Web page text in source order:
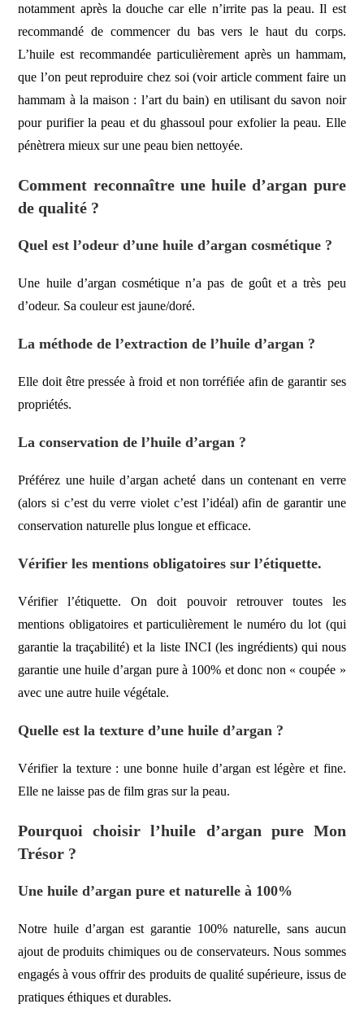
notamment après la douche car elle n’irrite pas la peau. Il est
recommandé de commencer du bas vers le haut du corps.
L’huile est recommandée particulièrement après un hammam,
que l’on peut reproduire chez soi (voir articlecomment faire un
hammam à la maison : l’art du bain) en utilisant dusavon noir
pour purifier la peau et du ghassoul pour exfolier la peau. Elle
pénètrera mieux sur une peau bien nettoyée.
Comment reconnaître une huile d’argan pure
de qualité ?
Quel est l’odeur d’une huile d’argan cosmétique ?
Une huile d’argan cosmétique n’a pas de goût et a très peu
d’odeur. Sa couleur est jaune/doré.
La méthode de l’extraction de l’huile d’argan ?
Elle doit être pressée à froid et non torréfiée afin de garantir ses
propriétés.
La conservation de l’huile d’argan ?
Préférez une huile d’argan acheté dans un contenant en verre
(alors si c’est du verre violet c’est l’idéal) afin de garantir une
conservation naturelle plus longue et efficace.
Vérifier les mentions obligatoires sur l’étiquette.
Vérifier l’étiquette. On doit pouvoir retrouver toutes les
mentions obligatoires et particulièrement le numéro du lot (qui
garantie la traçabilité) et la liste INCI (les ingrédients) qui nous
garantie une huile d’argan pure à 100% et donc non « coupée »
avec une autre huile végétale.
Quelle est la texture d’une huile d’argan ?
Vérifier la texture : une bonne huile d’argan est légère et fine.
Elle ne laisse pas de film gras sur la peau.
Pourquoi choisir l’huile d’argan pure Mon
Trésor ?
Une huile d’argan pure et naturelle à 100%
Notre huile d’argan est garantie 100% naturelle, sans aucun
ajout de produits chimiques ou de conservateurs. Nous sommes
engagés à vous offrir des produits de qualité supérieure, issus de
pratiques éthiques et durables.